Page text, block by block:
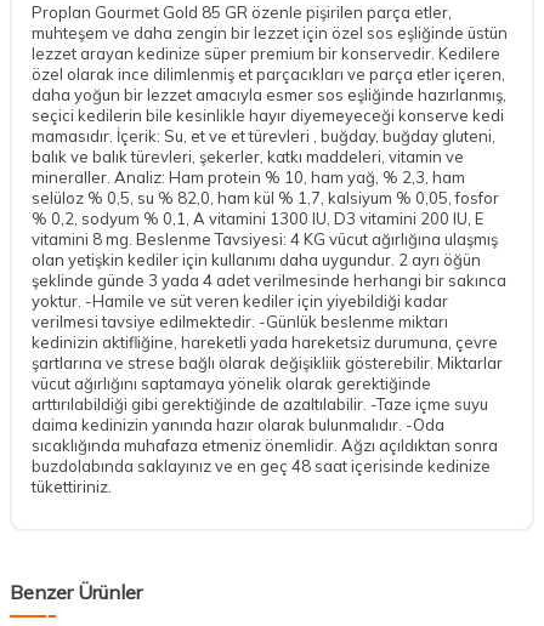
Proplan Gourmet Gold 85 GR özenle pişirilen parça etler,
muhteşem ve daha zengin bir lezzet için özel sos eşliğinde üstün
lezzet arayan kedinize süper premium bir konservedir. Kedilere
özel olarak ince dilimlenmiş et parçacıkları ve parça etler içeren,
daha yoğun bir lezzet amacıyla esmer sos eşliğinde hazırlanmış,
seçici kedilerin bile kesinlikle hayır diyemeyeceği konserve kedi
mamasıdır. İçerik: Su, et ve et türevleri , buğday, buğday gluteni,
balık ve balık türevleri, şekerler, katkı maddeleri, vitamin ve
mineraller. Analiz: Ham protein % 10, ham yağ, % 2,3, ham
selüloz % 0,5, su % 82,0, ham kül % 1,7, kalsiyum % 0,05, fosfor
% 0,2, sodyum % 0,1, A vitamini 1300 IU, D3 vitamini 200 IU, E
vitamini 8 mg. Beslenme Tavsiyesi: 4 KG vücut ağırlığına ulaşmış
olan yetişkin kediler için kullanımı daha uygundur. 2 ayrı öğün
şeklinde günde 3 yada 4 adet verilmesinde herhangi bir sakınca
yoktur. -Hamile ve süt veren kediler için yiyebildiği kadar
verilmesi tavsiye edilmektedir. -Günlük beslenme miktarı
kedinizin aktifliğine, hareketli yada hareketsiz durumuna, çevre
şartlarına ve strese bağlı olarak değişikliik gösterebilir. Miktarlar
vücut ağırlığını saptamaya yönelik olarak gerektiğinde
arttırılabildiği gibi gerektiğinde de azaltılabilir. -Taze içme suyu
daima kedinizin yanında hazır olarak bulunmalıdır. -Oda
sıcaklığında muhafaza etmeniz önemlidir. Ağzı açıldıktan sonra
buzdolabında saklayınız ve en geç 48 saat içerisinde kedinize
tükettiriniz.
Benzer Ürünler